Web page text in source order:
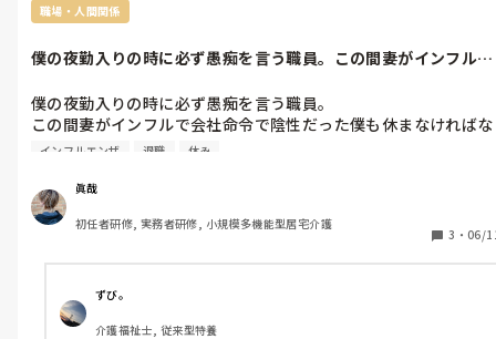
職場・人間関係
僕の夜勤入りの時に必ず愚痴を言う職員。この間妻がインフルで
僕の夜勤入りの時に必ず愚痴を言う職員。
この間妻がインフルで会社命令で陰性だった僕も休まなければな
らず、
「もう一緒に仕事するのは無理。どっちか辞める方向で」と言わ
れ、
辞めるつもりはないとその場で伝えた。
インフルエンザ 退職 休み
眞哉
初任者研修, 実務者研修, 小規模多機能型居宅介護
3 ・ 06/
ずび。
介護福祉士, 従来型特養